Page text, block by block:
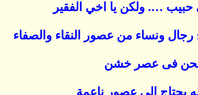
…. ولكن يا اخي الفقير
رجال ونساء من عصور النقاء والصفاء
فى عصر خشن
يحتاج الى عصور ناعمة